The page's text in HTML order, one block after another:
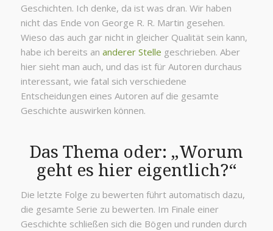
Geschichten. Ich denke, da ist was dran. Wir haben
nicht das Ende von George R. R. Martin gesehen.
Wieso das auch gar nicht in gleicher Qualität sein kann,
habe ich bereits an anderer Stelle geschrieben. Aber
hier sieht man auch, und das ist für Autoren durchaus
interessant, wie fatal sich verschiedene
Entscheidungen eines Autoren auf die gesamte
Geschichte auswirken können.
Das Thema oder: „Worum
geht es hier eigentlich?“
Die letzte Folge zu bewerten führt automatisch dazu,
die gesamte Serie zu bewerten. Im Finale einer
Geschichte schließen sich die Bögen und runden durch